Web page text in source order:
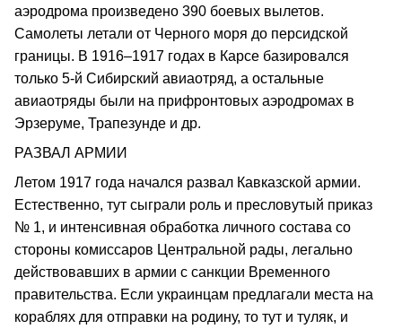
аэродрома произведено 390 боевых вылетов.
Самолеты летали от Черного моря до персидской
границы. В 1916–1917 годах в Карсе базировался
только 5-й Сибирский авиаотряд, а остальные
авиаотряды были на прифронтовых аэродромах в
Эрзеруме, Трапезунде и др.
РАЗВАЛ АРМИИ
Летом 1917 года начался развал Кавказской армии.
Естественно, тут сыграли роль и пресловутый приказ
№ 1, и интенсивная обработка личного состава со
стороны комиссаров Центральной рады, легально
действовавших в армии с санкции Временного
правительства. Если украинцам предлагали места на
кораблях для отправки на родину, то тут и туляк, и